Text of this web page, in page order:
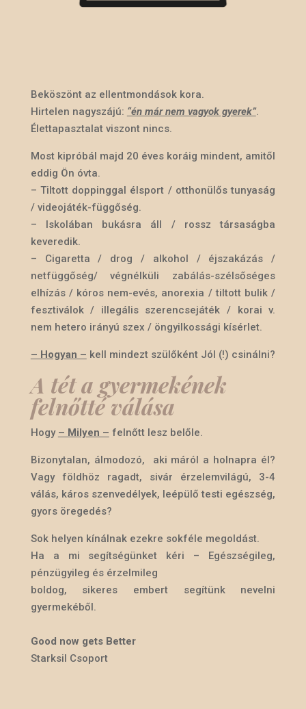
Beköszönt az ellentmondások kora.
Hirtelen nagyszájú: “én már nem vagyok gyerek”.
Élettapasztalat viszont nincs.
Most kipróbál majd 20 éves koráig mindent, amitől
eddig Ön óvta.
– Tiltott doppinggal élsport / otthonülős tunyaság
/ videojáték-függőség.
– Iskolában bukásra áll / rossz társaságba
keveredik.
– Cigaretta / drog / alkohol / éjszakázás /
netfüggőség/ végnélküli zabálás-szélsőséges
elhízás / kóros nem-evés, anorexia / tiltott bulik /
fesztiválok / illegális szerencsejáték / korai v.
nem hetero irányú szex / öngyilkossági kísérlet.
– Hogyan – kell mindezt szülőként Jól (!) csinálni?
A tét a gyermekének
felnőtté válása
Hogy – Milyen – felnőtt lesz belőle.
Bizonytalan, álmodozó, aki máról a holnapra él?
Vagy földhöz ragadt, sivár érzelemvilágú, 3-4
válás, káros szenvedélyek, leépülő testi egészség,
gyors öregedés?
Sok helyen kínálnak ezekre sokféle megoldást.
Ha a mi segítségünket kéri – Egészségileg,
pénzügyileg és érzelmileg
boldog, sikeres embert segítünk nevelni
gyermekéből.
Good now gets Better
Starksil Csoport